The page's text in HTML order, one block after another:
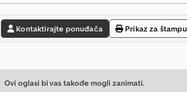
Kontaktirajte ponuđača Prikaz za štampu
Ovi oglasi bi vas takođe mogli zanimati.